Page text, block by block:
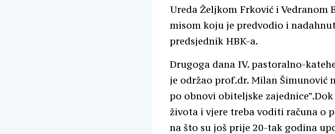
Ureda Željkom Frković i Vedranom
misom koju je predvodio i
predsjednik HBK-a.
Drugoga dana IV. pastoralno-
je održao prof.dr. Milan Šimunović
po obnovi obiteljske
života i vjere treba voditi računa o
na što su još prije 20-tak godina